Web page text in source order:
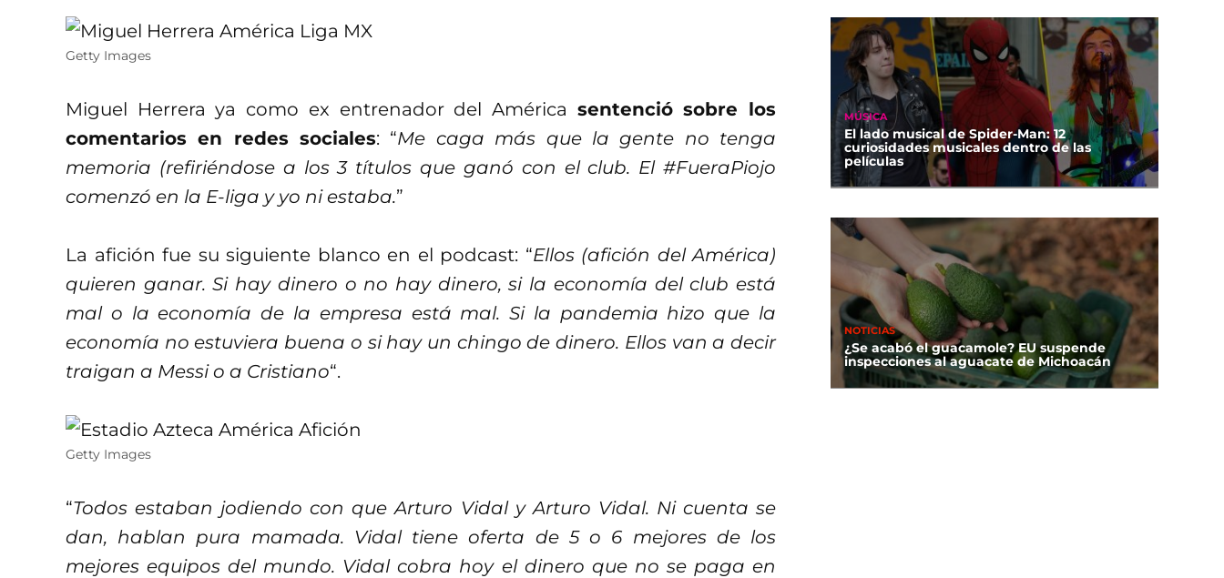
Getty Images
Miguel Herrera ya como ex entrenador del América sentenció sobre los
comentarios en redes sociales: “Me caga más que la gente no tenga
memoria (refiriéndose a los 3 títulos que ganó con el club. El #FueraPiojo
comenzó en la E-liga y yo ni estaba.”
La afición fue su siguiente blanco en el podcast: “Ellos (afición del América)
quieren ganar. Si hay dinero o no hay dinero, si la economía del club está
mal o la economía de la empresa está mal. Si la pandemia hizo que la
economía no estuviera buena o si hay un chingo de dinero. Ellos van a decir
traigan a Messi o a Cristiano“.
Getty Images
“Todos estaban jodiendo con que Arturo Vidal y Arturo Vidal. Ni cuenta se
dan, hablan pura mamada. Vidal tiene oferta de 5 o 6 mejores de los
mejores equipos del mundo. Vidal cobra hoy el dinero que no se paga en
MÚSICA
El lado musical de Spider-Man: 12
curiosidades musicales dentro de las
películas
NOTICIAS
¿Se acabó el guacamole? EU suspende
inspecciones al aguacate de Michoacán